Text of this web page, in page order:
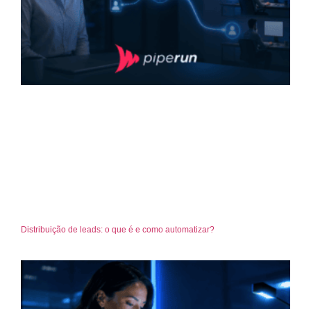
Distribuição de leads: o que é e como automatizar?